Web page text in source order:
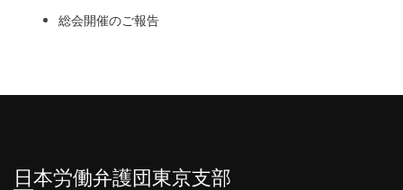
総会開催のご報告
日本労働弁護団東京支部